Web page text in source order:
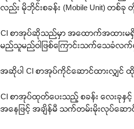
လည်း မိုဘိုင်းစခန်း (Mobile Unit) တစ်
CI စာအုပ်ဆိုသည်မှာ အထောက်အထားမရှိ
မည်သူမည်ဝါဖြစ်ကြောင်းသက်သေခံလက်မှတ်
အဆိုပါ CI စာအုပ်ကိုင်ဆောင်ထားလျှင် ထို
CI စာအုပ်ထုတ်ပေးသည့် စခန်း လေးခုနှ
အနေဖြင့် အချိန်မီ သက်တမ်းမိုးလုပ်ဆေ